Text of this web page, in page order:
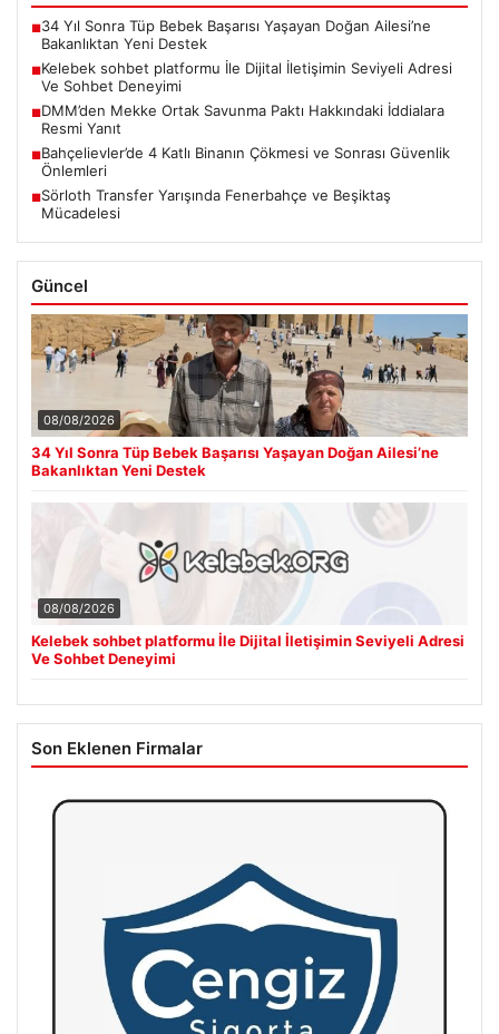
■34 Yıl Sonra Tüp Bebek Başarısı Yaşayan Doğan Ailesi’ne
Bakanlıktan Yeni Destek
■Kelebek sohbet platformu İle Dijital İletişimin Seviyeli Adresi
Ve Sohbet Deneyimi
■DMM’den Mekke Ortak Savunma Paktı Hakkındaki İddialara
Resmi Yanıt
■Bahçelievler’de 4 Katlı Binanın Çökmesi ve Sonrası Güvenlik
Önlemleri
■Sörloth Transfer Yarışında Fenerbahçe ve Beşiktaş
Mücadelesi
Güncel
08/08/2026
34 Yıl Sonra Tüp Bebek Başarısı Yaşayan Doğan Ailesi’ne
Bakanlıktan Yeni Destek
08/08/2026
Kelebek sohbet platformu İle Dijital İletişimin Seviyeli Adresi
Ve Sohbet Deneyimi
Son Eklenen Firmalar